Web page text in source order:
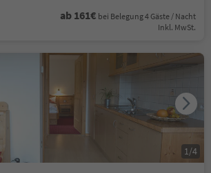
ab 161€ bei Belegung 4 Gäste / Nacht
Inkl. MwSt.
1/4